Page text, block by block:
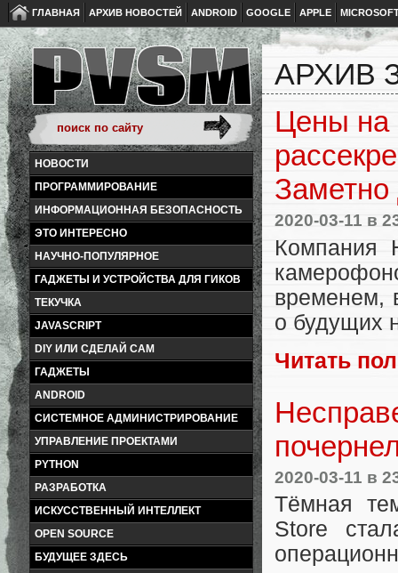
ГЛАВНАЯ АРХИВ НОВОСТЕЙ ANDROID GOOGLE APPLE
НОВОСТИ
ПРОГРАММИРОВАНИЕ
ИНФОРМАЦИОННАЯ БЕЗОПАСНОСТЬ
ЭТО ИНТЕРЕСНО
НАУЧНО-ПОПУЛЯРНОЕ
ГАДЖЕТЫ И УСТРОЙСТВА ДЛЯ ГИКОВ
ТЕКУЧКА
JAVASCRIPT
DIY ИЛИ СДЕЛАЙ САМ
ГАДЖЕТЫ
ANDROID
СИСТЕМНОЕ АДМИНИСТРИРОВАНИЕ
УПРАВЛЕНИЕ ПРОЕКТАМИ
PYTHON
РАЗРАБОТКА
ИСКУССТВЕННЫЙ ИНТЕЛЛЕКТ
OPEN SOURCE
БУДУЩЕЕ ЗДЕСЬ
АРХИВ
Цены на
2020-03-11 в
Компания
временем,
о будущих
Читать
2020-03-11 в
Тёмная
Store